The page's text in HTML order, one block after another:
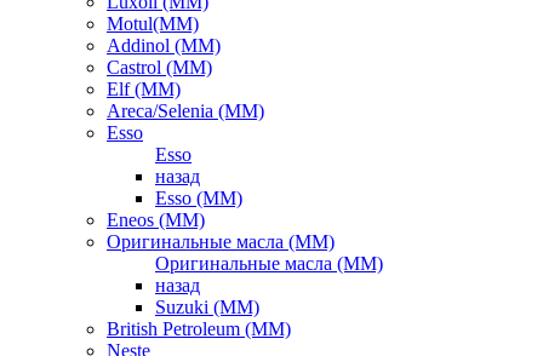
Motul(ММ)
Addinol (ММ)
Castrol (ММ)
Elf (ММ)
Areca/Selenia (ММ)
Esso
Esso
назад
Esso (ММ)
Eneos (ММ)
Оригинальные масла (ММ)
Оригинальные масла (ММ)
назад
Suzuki (ММ)
British Petroleum (ММ)
Neste